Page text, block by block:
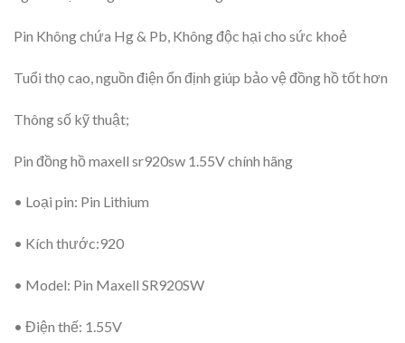
Pin Không chứa Hg & Pb, Không độc hại cho sức khoẻ
Tuổi thọ cao, nguồn điện ổn định giúp bảo vệ đồng hồ tốt hơn
Thông số kỹ thuật;
Pin đồng hồ maxell sr920sw 1.55V chính hãng
• Loại pin: Pin Lithium
• Kích thước:920
• Model: Pin Maxell SR920SW
• Điện thế: 1.55V